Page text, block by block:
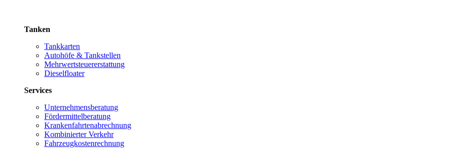
Tanken
Tankkarten
Autohöfe & Tankstellen
Mehrwertsteuererstattung
Dieselfloater
Services
Unternehmensberatung
Fördermittelberatung
Krankenfahrtenabrechnung
Kombinierter Verkehr
Fahrzeugkostenrechnung